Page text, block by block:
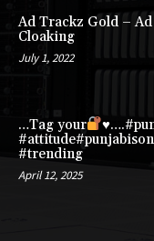
Ad Trackz Gold –
Cloaking
July 1, 2022
…Tag your ♥️
#trending
April 12, 2025